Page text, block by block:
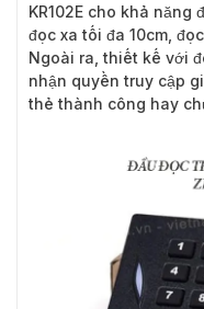
KR102E cho khả
đọc xa tối đa 10cm,
Ngoài ra, thiết kế với
nhận quyền truy cập
thẻ thành công hay